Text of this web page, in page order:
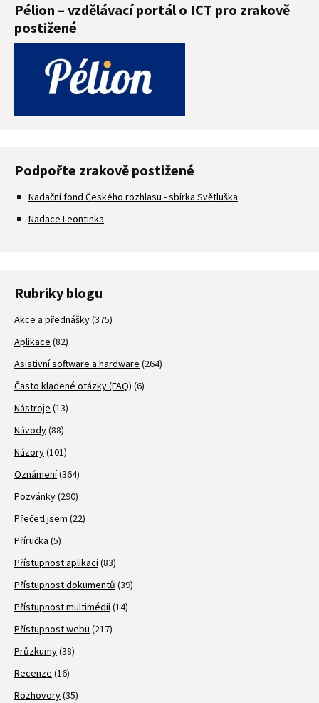
Pélion – vzdělávací portál o ICT pro zrakově
postižené
Podpořte zrakově postižené
Nadační fond Českého rozhlasu - sbírka Světluška
Nadace Leontinka
Rubriky blogu
Akce a přednášky(375)
Aplikace (82)
Asistivní software a hardware (264)
Často kladené otázky (FAQ) (6)
Nástroje (13)
Návody(88)
Názory(101)
Oznámení(364)
Pozvánky(290)
Přečetl jsem (22)
Příručka (5)
Přístupnost aplikací(83)
Přístupnost dokumentů (39)
Přístupnost multimédií(14)
Přístupnost webu (217)
Průzkumy(38)
Recenze (16)
Rozhovory(35)